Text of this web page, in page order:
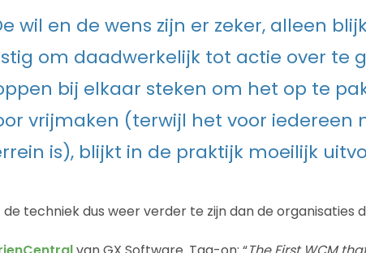
wil en de wens zijn er zeker, alleen
om daadwerkelijk tot actie over te
bij elkaar steken om het op te
vrijmaken (terwijl het voor iedereen
is), blijkt in de praktijk moeilijk
de techniek dus weer verder te zijn dan de organisaties